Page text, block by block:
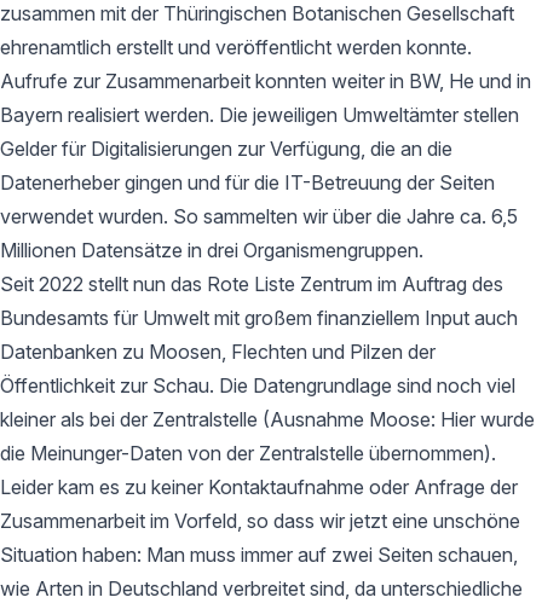
zusammen mit der Thüringischen Botanischen Gesellschaft
ehrenamtlich erstellt und veröffentlicht werden konnte.
Aufrufe zur Zusammenarbeit konnten weiter in BW, He und in
Bayern realisiert werden. Die jeweiligen Umweltämter stellen
Gelder für Digitalisierungen zur Verfügung, die an die
Datenerheber gingen und für die IT-Betreuung der Seiten
verwendet wurden. So sammelten wir über die Jahre ca. 6,5
Millionen Datensätze in drei Organismengruppen.
Seit 2022 stellt nun das Rote Liste Zentrum im Auftrag des
Bundesamts für Umwelt mit großem finanziellem Input auch
Datenbanken zu Moosen, Flechten und Pilzen der
Öffentlichkeit zur Schau. Die Datengrundlage sind noch viel
kleiner als bei der Zentralstelle (Ausnahme Moose: Hier wurde
die Meinunger-Daten von der Zentralstelle übernommen).
Leider kam es zu keiner Kontaktaufnahme oder Anfrage der
Zusammenarbeit im Vorfeld, so dass wir jetzt eine unschöne
Situation haben: Man muss immer auf zwei Seiten schauen,
wie Arten in Deutschland verbreitet sind, da unterschiedliche